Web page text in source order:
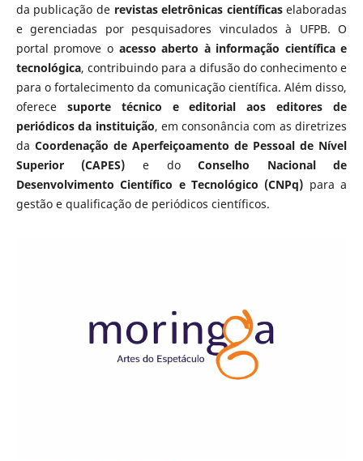
da publicação de revistas eletrônicas científicaselaboradas
e gerenciadas por pesquisadores vinculados à UFPB. O
portal promove o acesso aberto à informação científica e
tecnológica, contribuindo para a difusão do conhecimento e
para o fortalecimento da comunicação científica. Além disso,
oferece suporte técnico e editorial aos editores de
periódicos da instituição, em consonância com as diretrizes
da Coordenação de Aperfeiçoamento de Pessoal de Nível
Superior (CAPES) e doConselho Nacional de
Desenvolvimento Científico e Tecnológico (CNPq) para a
gestão e qualificação de periódicos científicos.